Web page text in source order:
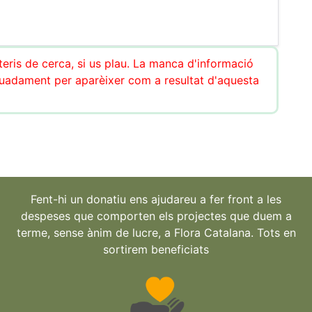
de cerca, si us plau. La manca d'informació
per aparèixer com a resultat d'aquesta
Fent-hi un donatiu ens ajudareu a fer front a les
despeses que comporten els projectes que duem a
terme, sense ànim de lucre, a Flora Catalana. Tots en
sortirem beneficiats